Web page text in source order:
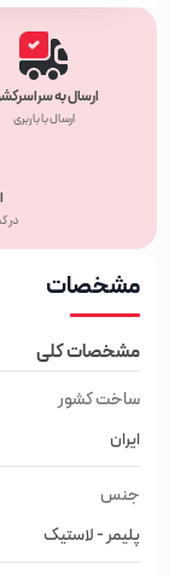
ارسال به
ارسال با باربری
در
مشخصات
مشخصات کلی
ساخت کشور
ایران
جنس
پلیمر - لاستیک